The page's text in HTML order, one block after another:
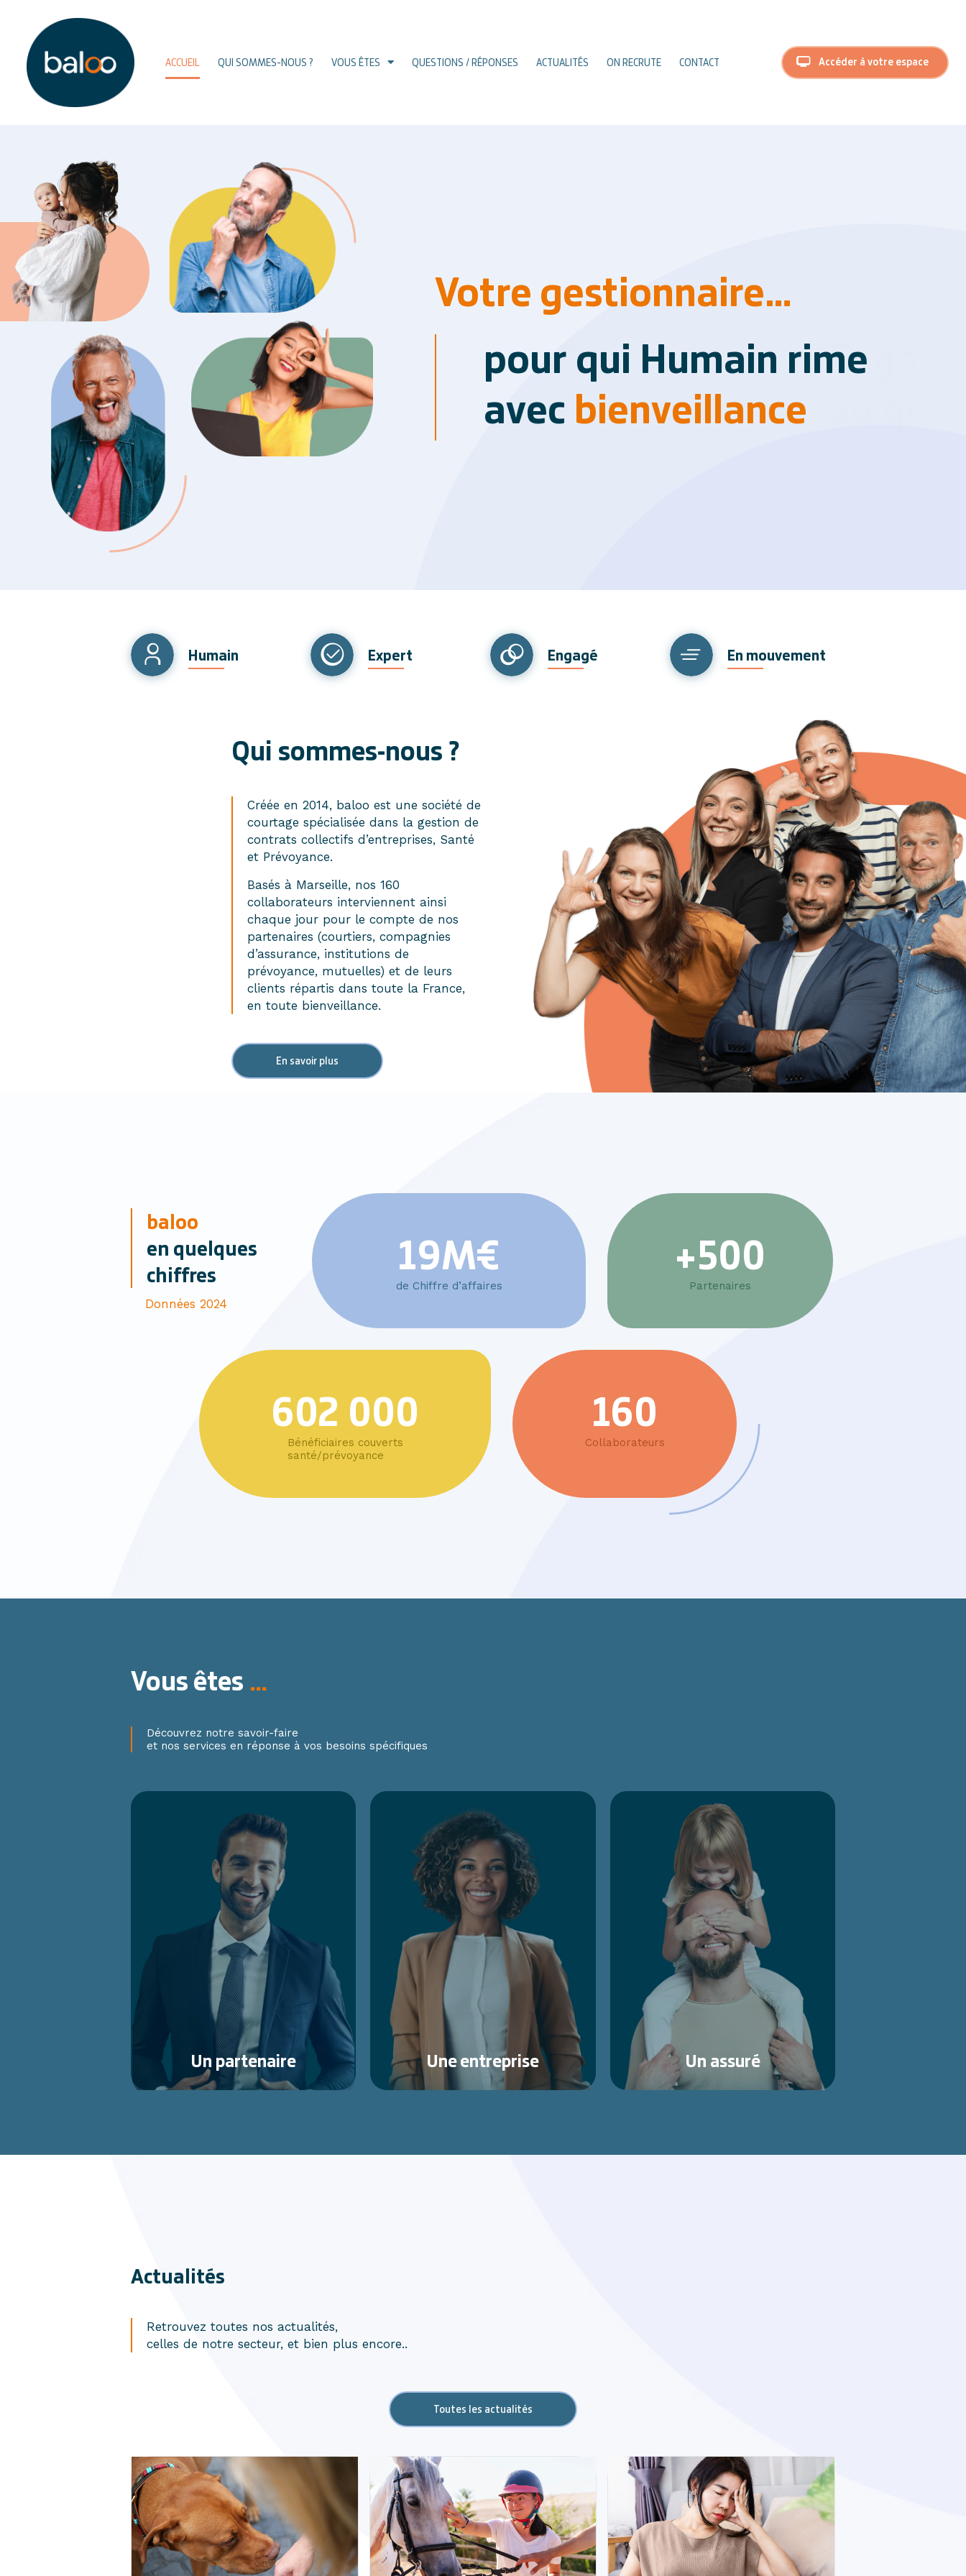
ACCUEIL QUI SOMMES-NOUS ? VOUS ÊTES QUESTIONS / RÉPONSES ACTUALITÉS ON RECRUTE CONTACT Accéder à votre espace
Votre gestionnaire…
pour qui Humain rime
avecbienveillance
Humain Expert Engagé En mouvement
Qui sommes-nous ?
Créée en 2014, baloo est une société de
courtage spécialisée dans la gestion de
contrats collectifs d’entreprises, Santé
et Prévoyance.
Basés à Marseille, nos 160
collaborateurs interviennent ainsi
chaque jour pour le compte de nos
partenaires (courtiers, compagnies
d’assurance, institutions de
prévoyance, mutuelles) et de leurs
clients répartis dans toute la France,
en toute bienveillance.
En savoir plus
baloo
en quelques
chiffres
Données 2024
de Chiffre d’affaires
19M€
Partenaires
+500
Bénéficiaires couverts
santé/prévoyance
602 000
Collaborateurs
160
Vous êtes …
Découvrez notre savoir-faire
et nos services en réponse à vos besoins spécifiques
Un partenaire Une entreprise Un assuré
Actualités
Retrouvez toutes nos actualités,
celles de notre secteur, et bien plus encore..
Toutes les actualités